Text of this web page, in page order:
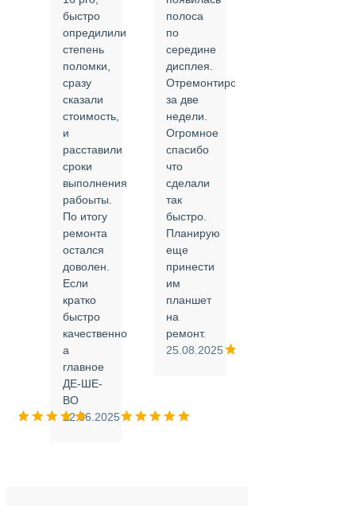
быстро
опредилили
степень
поломки,
сразу
сказали
стоимость,
и
расставили
сроки
выполнения
рабоыты.
По итогу
ремонта
остался
доволен.
Если
кратко
быстро
качественно
а
главное
ДЕ-ШЕ-
ВО
12.06.2025
полоса
по
середине
дисплея.
Отремонтировали
за две
недели.
Огромное
спасибо
что
сделали
так
быстро.
Планирую
еще
принести
им
планшет
на
ремонт.
25.08.2025